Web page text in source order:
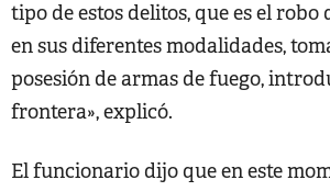
tipo de estos delitos, que es el
en sus diferentes modalidades,
posesión de armas de fuego,
frontera», explicó.
El funcionario dijo que en este